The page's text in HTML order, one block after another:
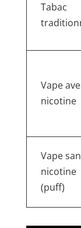
Tabac
Vape
nicotine
Vape
nicotine
(puff)